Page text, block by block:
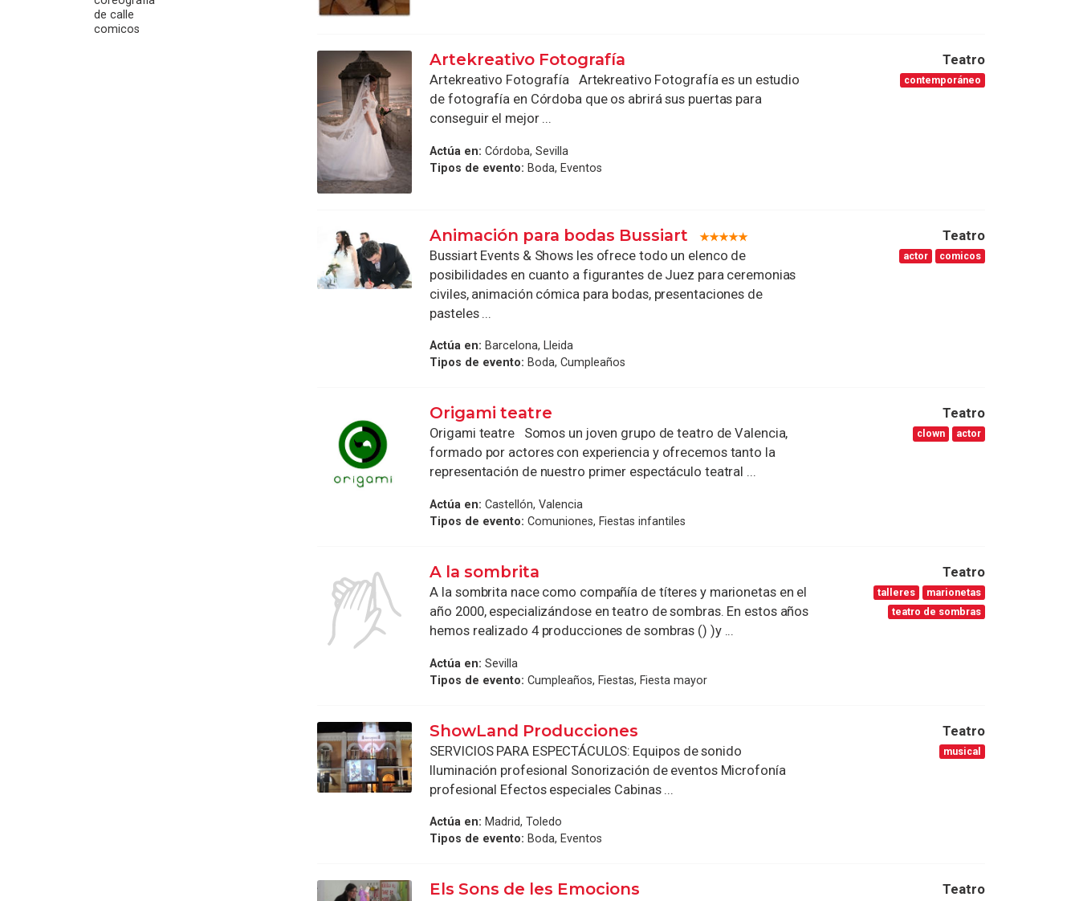
de calle
comicos
Artekreativo Fotografía
Artekreativo Fotografía Artekreativo Fotografía es un estudio
de fotografía en Córdoba que os abrirá sus puertas para
conseguir el mejor ...
Actúa en: Córdoba, Sevilla
Tipos de evento: Boda, Eventos
Teatro
contemporáneo
Animación para bodas Bussiart
Bussiart Events & Shows les ofrece todo un elenco de
posibilidades en cuanto a figurantes de Juez para ceremonias
civiles, animación cómica para bodas, presentaciones de
pasteles ...
Actúa en: Barcelona, Lleida
Tipos de evento: Boda, Cumpleaños
Teatro
actor comicos
Origami teatre
Origami teatre Somos un joven grupo de teatro de Valencia,
formado por actores con experiencia y ofrecemos tanto la
representación de nuestro primer espectáculo teatral ...
Actúa en: Castellón, Valencia
Tipos de evento: Comuniones, Fiestas infantiles
Teatro
clown actor
A la sombrita
A la sombrita nace como compañía de títeres y marionetas en el
año 2000, especializándose en teatro de sombras. En estos años
hemos realizado 4 producciones de sombras () )y ...
Actúa en: Sevilla
Tipos de evento: Cumpleaños, Fiestas, Fiesta mayor
Teatro
talleres
marionetas
teatro de sombras
ShowLand Producciones
SERVICIOS PARA ESPECTÁCULOS: Equipos de sonido
Iluminación profesional Sonorización de eventos Microfonía
profesional Efectos especiales Cabinas ...
Actúa en: Madrid, Toledo
Tipos de evento: Boda, Eventos
Teatro
musical
Els Sons de les Emocions Teatro